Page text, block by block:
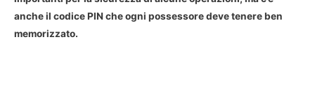
anche il codice PIN che ogni possessore deve tenere ben
memorizzato.